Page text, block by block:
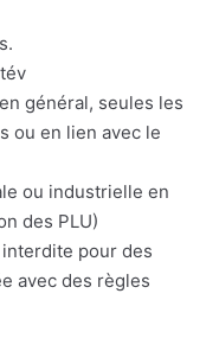
général, seules les
ou en lien avec le
ou industrielle en
des PLU)
pour des
avec des règles